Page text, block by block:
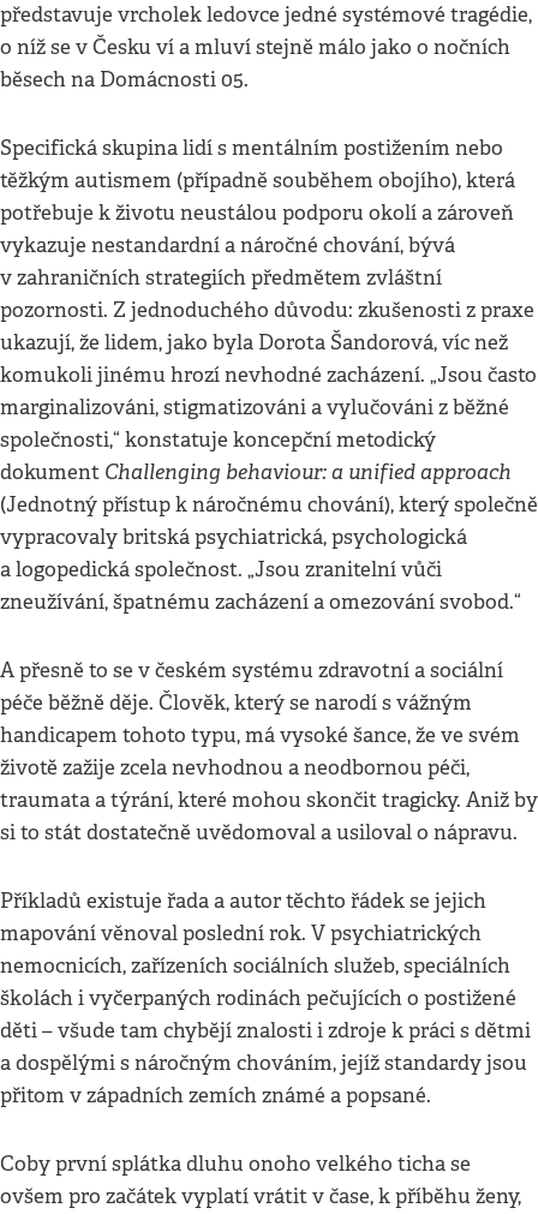
představuje vrcholek ledovce jedné systémové tragédie,
o níž se v Česku ví a mluví stejně málo jako o nočních
běsech na Domácnosti 05.
Specifická skupina lidí s mentálním postižením nebo
těžkým autismem (případně souběhem obojího), která
potřebuje k životu neustálou podporu okolí a zároveň
vykazuje nestandardní a náročné chování, bývá
v zahraničních strategiích předmětem zvláštní
pozornosti. Z jednoduchého důvodu: zkušenosti z praxe
ukazují, že lidem, jako byla Dorota Šandorová, víc než
komukoli jinému hrozí nevhodné zacházení. „Jsou často
marginalizováni, stigmatizováni a vylučováni z běžné
společnosti,“ konstatuje koncepční metodický
dokument Challenging behaviour: a unified approach
(Jednotný přístup k náročnému chování), který společně
vypracovaly britská psychiatrická, psychologická
a logopedická společnost. „Jsou zranitelní vůči
zneužívání, špatnému zacházení a omezování svobod.“
A přesně to se v českém systému zdravotní a sociální
péče běžně děje. Člověk, který se narodí s vážným
handicapem tohoto typu, má vysoké šance, že ve svém
životě zažije zcela nevhodnou a neodbornou péči,
traumata a týrání, které mohou skončit tragicky. Aniž by
si to stát dostatečně uvědomoval a usiloval o nápravu.
Příkladů existuje řada a autor těchto řádek se jejich
mapování věnoval poslední rok. V psychiatrických
nemocnicích, zařízeních sociálních služeb, speciálních
školách i vyčerpaných rodinách pečujících o postižené
děti – všude tam chybějí znalosti i zdroje k práci s dětmi
a dospělými s náročným chováním, jejíž standardy jsou
přitom v západních zemích známé a popsané.
Coby první splátka dluhu onoho velkého ticha se
ovšem pro začátek vyplatí vrátit v čase, k příběhu ženy,